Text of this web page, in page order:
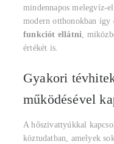
mindennapos melegvíz-
modern otthonokban így
funkciót ellátni,
értékét is.
Gyakori
működésével
A hőszivattyúkkal
köztudatban, amelyek